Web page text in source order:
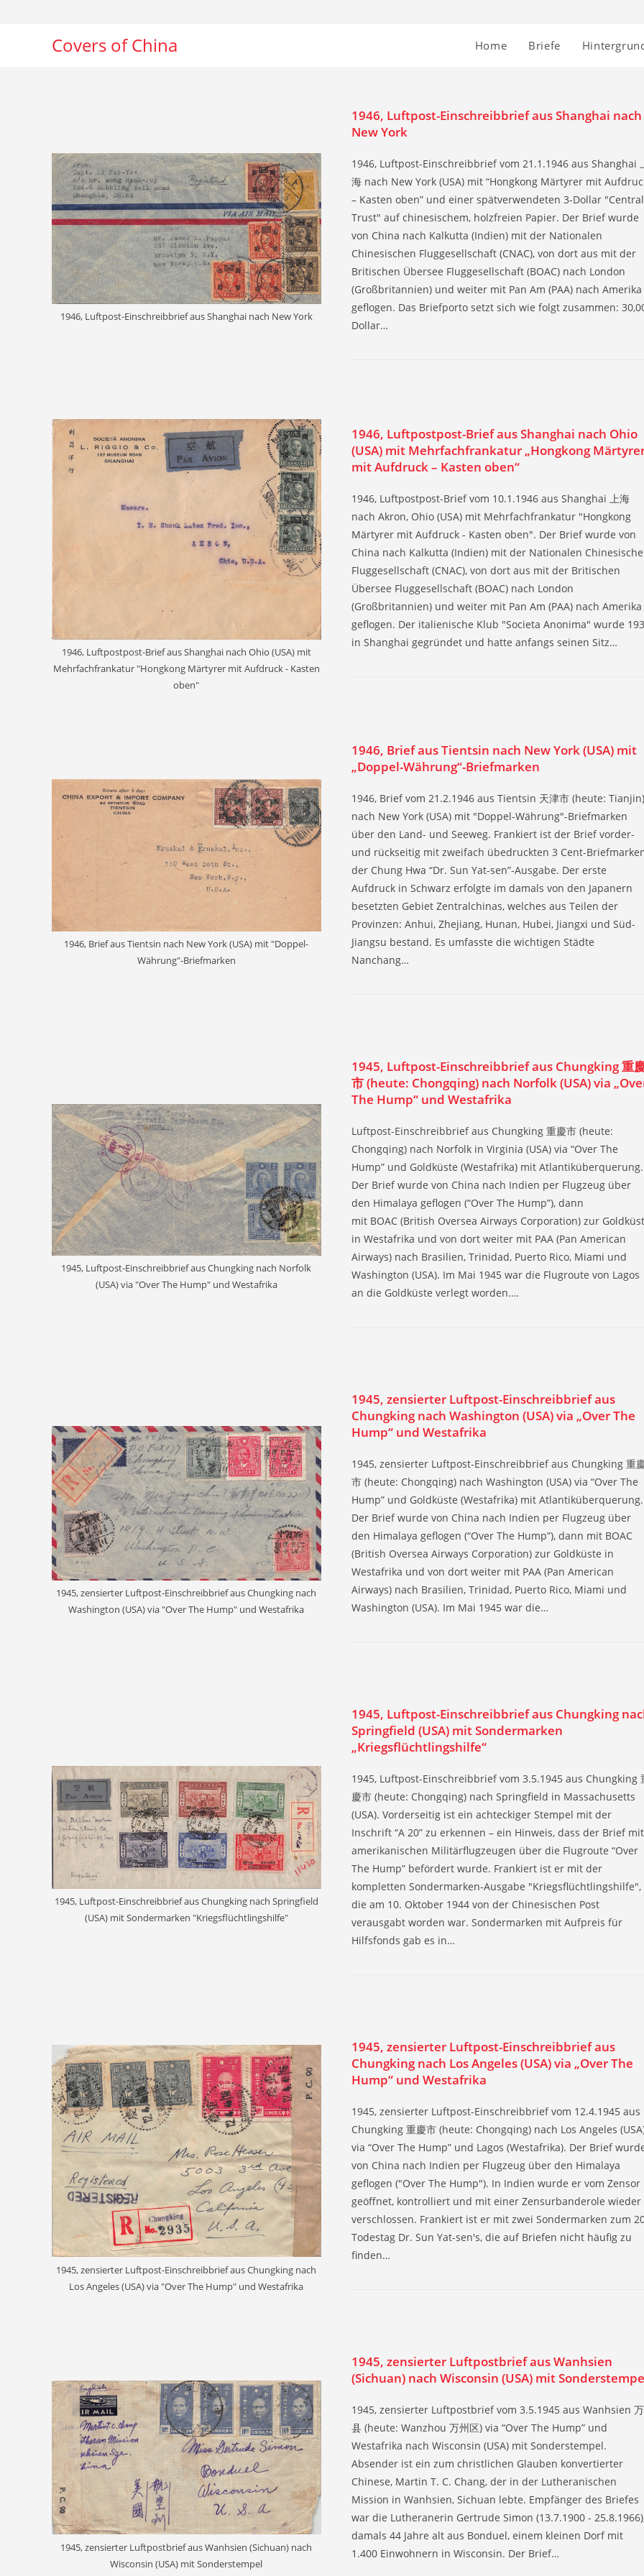
Covers of China Home Briefe
1946, Luftpost-Einschreibbrief aus Shanghai nach New York
1946, Luftpost-Einschreibbrief aus Shanghai nach
New York
1946, Luftpost-Einschreibbrief vom 21.1.1946 aus Shanghai
海 nach New York (USA) mit “Hongkong Märtyrer mit
– Kasten oben” und einer spätverwendeten 3-Dollar "Central
Trust" auf chinesischem, holzfreien Papier. Der Brief wurde
von China nach Kalkutta (Indien) mit der Nationalen
Chinesischen Fluggesellschaft (CNAC), von dort aus mit der
Britischen Übersee Fluggesellschaft (BOAC) nach London
(Großbritannien) und weiter mit Pan Am (PAA) nach Amerika
geflogen. Das Briefporto setzt sich wie folgt zusammen:
Dollar…
1946, Luftpostpost-Brief aus Shanghai nach Ohio (USA) mit
Mehrfachfrankatur "Hongkong Märtyrer mit Aufdruck - Kasten
oben"
1946, Luftpostpost-Brief aus Shanghai nach Ohio
(USA) mit Mehrfachfrankatur „Hongkong
mit Aufdruck – Kasten oben“
1946, Luftpostpost-Brief vom 10.1.1946 aus Shanghai 上海
nach Akron, Ohio (USA) mit Mehrfachfrankatur "Hongkong
Märtyrer mit Aufdruck - Kasten oben". Der Brief wurde von
China nach Kalkutta (Indien) mit der Nationalen
Fluggesellschaft (CNAC), von dort aus mit der Britischen
Übersee Fluggesellschaft (BOAC) nach London
(Großbritannien) und weiter mit Pan Am (PAA) nach Amerika
geflogen. Der italienische Klub "Societa Anonima" wurde
in Shanghai gegründet und hatte anfangs seinen Sitz…
1946, Brief aus Tientsin nach New York (USA) mit "Doppel-
Währung"-Briefmarken
1946, Brief aus Tientsin nach New York (USA) mit
„Doppel-Währung“-Briefmarken
1946, Brief vom 21.2.1946 aus Tientsin 天津市 (heute: Tianjin)
nach New York (USA) mit "Doppel-Währung"-Briefmarken
über den Land- und Seeweg. Frankiert ist der Brief vorder-
und rückseitig mit zweifach übedruckten 3 Cent-
der Chung Hwa “Dr. Sun Yat-sen”-Ausgabe. Der erste
Aufdruck in Schwarz erfolgte im damals von den Japanern
besetzten Gebiet Zentralchinas, welches aus Teilen der
Provinzen: Anhui, Zhejiang, Hunan, Hubei, Jiangxi und Süd-
Jiangsu bestand. Es umfasste die wichtigen Städte
Nanchang…
1945, Luftpost-Einschreibbrief aus Chungking nach Norfolk
(USA) via "Over The Hump" und Westafrika
1945, Luftpost-Einschreibbrief aus Chungking 重
市 (heute: Chongqing) nach Norfolk (USA) via
The Hump“ und Westafrika
Luftpost-Einschreibbrief aus Chungking 重慶市 (heute:
Chongqing) nach Norfolk in Virginia (USA) via “Over The
Hump” und Goldküste (Westafrika) mit Atlantiküberquerung.
Der Brief wurde von China nach Indien per Flugzeug über
den Himalaya geflogen (“Over The Hump”), dann
mit BOAC (British Oversea Airways Corporation) zur
in Westafrika und von dort weiter mit PAA (Pan American
Airways) nach Brasilien, Trinidad, Puerto Rico, Miami und
Washington (USA). Im Mai 1945 war die Flugroute von Lagos
an die Goldküste verlegt worden.…
1945, zensierter Luftpost-Einschreibbrief aus Chungking nach
Washington (USA) via "Over The Hump" und Westafrika
1945, zensierter Luftpost-Einschreibbrief aus
Chungking nach Washington (USA) via „Over The
Hump“ und Westafrika
1945, zensierter Luftpost-Einschreibbrief aus Chungking 重
市 (heute: Chongqing) nach Washington (USA) via “Over The
Hump” und Goldküste (Westafrika) mit Atlantiküberquerung.
Der Brief wurde von China nach Indien per Flugzeug über
den Himalaya geflogen (“Over The Hump”), dann mit BOAC
(British Oversea Airways Corporation) zur Goldküste in
Westafrika und von dort weiter mit PAA (Pan American
Airways) nach Brasilien, Trinidad, Puerto Rico, Miami und
Washington (USA). Im Mai 1945 war die…
1945, Luftpost-Einschreibbrief aus Chungking nach Springfield
(USA) mit Sondermarken "Kriegsflüchtlingshilfe"
1945, Luftpost-Einschreibbrief aus Chungking
Springfield (USA) mit Sondermarken
„Kriegsflüchtlingshilfe“
1945, Luftpost-Einschreibbrief vom 3.5.1945 aus Chungking
慶市 (heute: Chongqing) nach Springfield in Massachusetts
(USA). Vorderseitig ist ein achteckiger Stempel mit der
Inschrift “A 20” zu erkennen – ein Hinweis, dass der Brief mit
amerikanischen Militärflugzeugen über die Flugroute “Over
The Hump” befördert wurde. Frankiert ist er mit der
kompletten Sondermarken-Ausgabe "Kriegsflüchtlingshilfe",
die am 10. Oktober 1944 von der Chinesischen Post
verausgabt worden war. Sondermarken mit Aufpreis für
Hilfsfonds gab es in…
1945, zensierter Luftpost-Einschreibbrief aus Chungking nach
Los Angeles (USA) via "Over The Hump" und Westafrika
1945, zensierter Luftpost-Einschreibbrief aus
Chungking nach Los Angeles (USA) via „Over The
Hump“ und Westafrika
1945, zensierter Luftpost-Einschreibbrief vom 12.4.1945 aus
Chungking 重慶市 (heute: Chongqing) nach Los Angeles
via “Over The Hump” und Lagos (Westafrika). Der Brief
von China nach Indien per Flugzeug über den Himalaya
geflogen ("Over The Hump"). In Indien wurde er vom Zensor
geöffnet, kontrolliert und mit einer Zensurbanderole wieder
verschlossen. Frankiert ist er mit zwei Sondermarken zum
Todestag Dr. Sun Yat-sen's, die auf Briefen nicht häufig zu
finden…
1945, zensierter Luftpostbrief aus Wanhsien (Sichuan) nach
Wisconsin (USA) mit Sonderstempel
1945, zensierter Luftpostbrief aus Wanhsien
(Sichuan) nach Wisconsin (USA) mit
1945, zensierter Luftpostbrief vom 3.5.1945 aus Wanhsien 万
县 (heute: Wanzhou 万州区) via “Over The Hump” und
Westafrika nach Wisconsin (USA) mit Sonderstempel.
Absender ist ein zum christlichen Glauben konvertierter
Chinese, Martin T. C. Chang, der in der Lutheranischen
Mission in Wanhsien, Sichuan lebte. Empfänger des Briefes
war die Lutheranerin Gertrude Simon (13.7.1900 -
damals 44 Jahre alt aus Bonduel, einem kleinen Dorf mit
1.400 Einwohnern in Wisconsin. Der Brief…